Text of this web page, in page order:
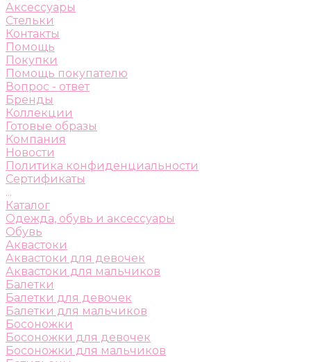
Аксессуары
Стельки
Контакты
Помощь
Покупки
Помощь покупателю
Вопрос - ответ
Бренды
Коллекции
Готовые образы
Компания
Новости
Политика конфиденциальности
Сертификаты
...
Каталог
Одежда, обувь и аксессуары
Обувь
Аквастоки
Аквастоки для девочек
Аквастоки для мальчиков
Балетки
Балетки для девочек
Балетки для мальчиков
Босоножки
Босоножки для девочек
Босоножки для мальчиков